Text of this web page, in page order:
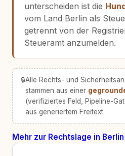
unterscheiden ist die
vom Land Berlin als
getrennt von der
Steueramt anzumelden.
🔒Alle Rechts- und
stammen aus einer
(verifiziertes Feld, Pipeline-
aus generiertem Freitext.
Mehr zur Rechtslage in